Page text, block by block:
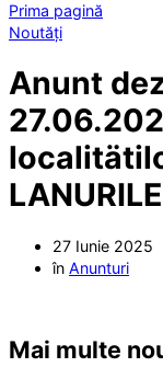
Prima pagină
Noutăți
Anunt
LANURILE
27 Iunie 2025
în Anunturi
Mai multe